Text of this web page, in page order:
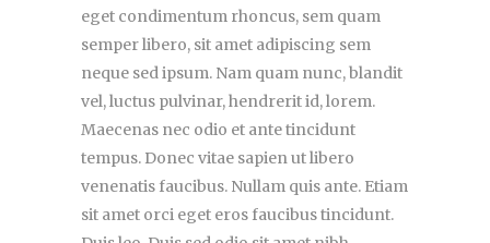
eget condimentum rhoncus, sem quam
semper libero, sit amet adipiscing sem
neque sed ipsum. Nam quam nunc, blandit
vel, luctus pulvinar, hendrerit id, lorem.
Maecenas nec odio et ante tincidunt
tempus. Donec vitae sapien ut libero
venenatis faucibus. Nullam quis ante. Etiam
sit amet orci eget eros faucibus tincidunt.